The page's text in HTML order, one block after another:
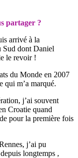
partager ?
arrivé à la
Sud dont Daniel
le revoir !
du Monde en 2007
qui m’a marqué.
j’ai souvent
Croatie quand
pour la première fois
j’ai pu
longtemps ,